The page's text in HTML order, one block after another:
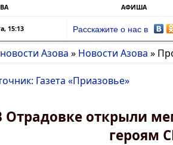
АФИША
15:13 Расскажите о нас в
Азова » Новости Азова »
Газета «Приазовье»
Отрадовке открыли
героям